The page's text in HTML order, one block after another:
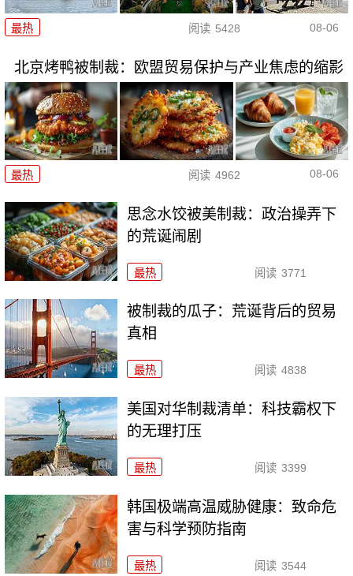
最热 阅读 5428 08-06
北京烤鸭被制裁：欧盟贸易保护与产业焦虑的缩影
最热 阅读 4962 08-06
思念水饺被美制裁：政治操弄下
的荒诞闹剧
最热 阅读 3771
被制裁的瓜子：荒诞背后的贸易
真相
最热 阅读 4838
美国对华制裁清单：科技霸权下
的无理打压
最热 阅读 3399
韩国极端高温威胁健康：致命危
害与科学预防指南
最热 阅读 3544